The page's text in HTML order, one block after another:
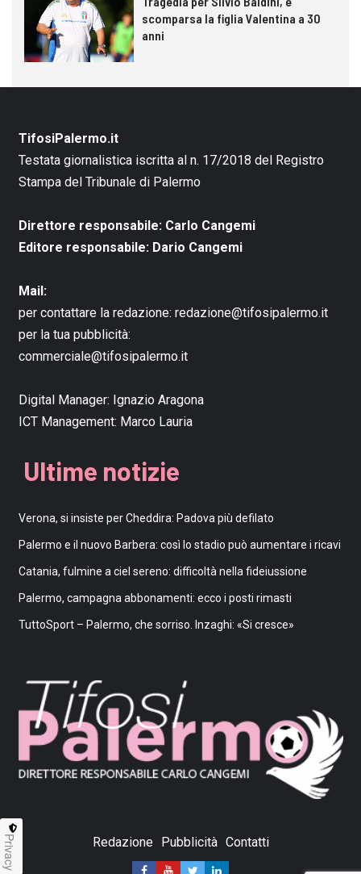
scomparsa la figlia Valentina a 30
anni
TifosiPalermo.it
Testata giornalistica iscritta al n. 17/2018 del Registro
Stampa del Tribunale di Palermo
Direttore responsabile: Carlo Cangemi
Editore responsabile: Dario Cangemi
Mail:
per contattare la redazione: redazione@tifosipalermo.it
per la tua pubblicità:
commerciale@tifosipalermo.it
Digital Manager: Ignazio Aragona
ICT Management: Marco Lauria
Ultime notizie
Verona, si insiste per Cheddira: Padova più defilato
Palermo e il nuovo Barbera: così lo stadio può aumentare i ricavi
Catania, fulmine a ciel sereno: difficoltà nella fideiussione
Palermo, campagna abbonamenti: ecco i posti rimasti
TuttoSport – Palermo, che sorriso. Inzaghi: «Si cresce»
Redazione Pubblicità Contatti
Privacy